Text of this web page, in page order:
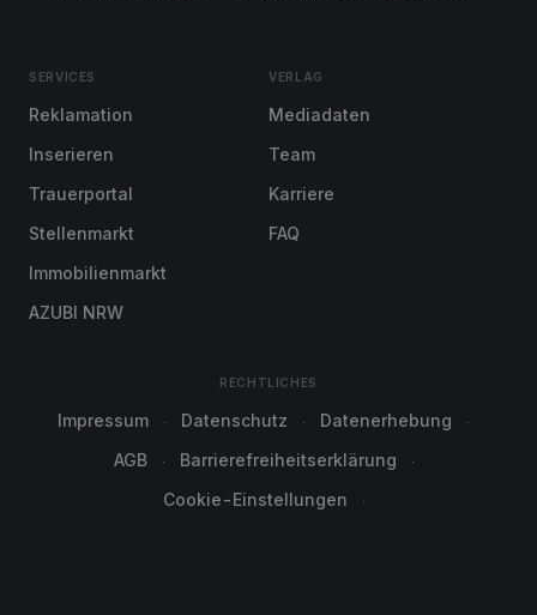
SERVICES
Reklamation
Inserieren
Trauerportal
Stellenmarkt
Immobilienmarkt
AZUBI NRW
VERLAG
Mediadaten
Team
Karriere
FAQ
RECHTLICHES
Impressum Datenschutz
Datenerhebung
AGB
Barrierefreiheitserklärung
Cookie-Einstellungen